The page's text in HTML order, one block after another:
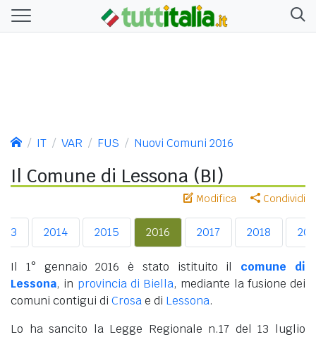
IT VAR FUS Nuovi Comuni 2016
Il Comune di Lessona (BI)
Modifica Condividi
2014 2015 2016 2017 2018
Il 1° gennaio 2016 è stato istituito il comune di
Lessona, in provincia di Biella, mediante la fusione dei
comuni contigui di Crosae di Lessona.
Lo ha sancito la Legge Regionale n.17 del 13 luglio